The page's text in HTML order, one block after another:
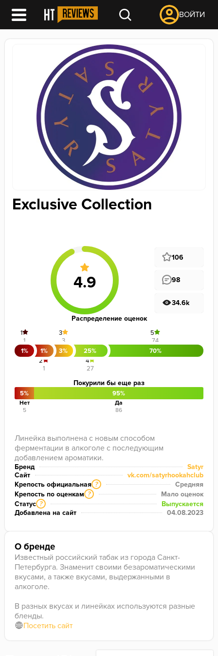
ВОЙТИ
Exclusive Collection
Линейка выполнена с новым способом
ферментации в алкоголе с последующим
добавлением ароматики.
Бренд
Satyr
Сайт
vk.com/satyrhookahclub
Крепость официальная ?
Средняя
Крепость по оценкам ?
Мало оценок
Статус ?
Выпускается
Добавлена на сайт
04.08.2023
106
98
34.6k
Распределение оценок
1%
1
1
1%
2
1
3%
3
3
25%
4
27
70%
5
74
Покурили бы еще раз
5%
Нет
5
95%
Да
86
О бренде
Известный российский табак из города Санкт-
Петербурга. Знаменит своими безароматическими
вкусами, а также вкусами, выдержанными в
алкоголе.
В разных вкусах и линейках используются разные
бленды.
Посетить сайт